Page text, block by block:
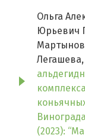
Ольга
Юрьевич
Легашева,
(2023):